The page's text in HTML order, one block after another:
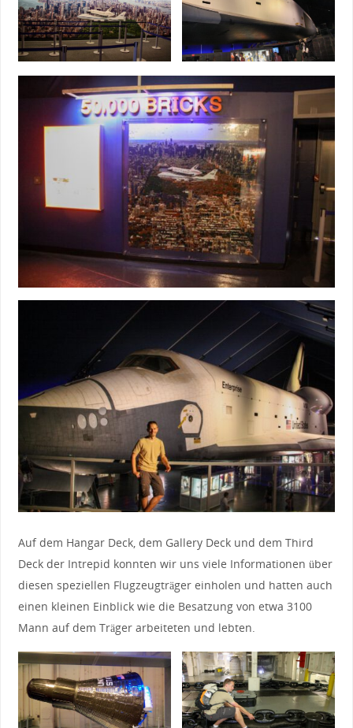
Auf dem Hangar Deck, dem Gallery Deck und dem Third
Deck der Intrepid konnten wir uns viele Informationen über
diesen speziellen Flugzeugträger einholen und hatten auch
einen kleinen Einblick wie die Besatzung von etwa 3100
Mann auf dem Träger arbeiteten und lebten.